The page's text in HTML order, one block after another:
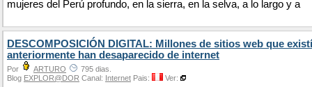
mujeres del Perú profundo, en la sierra, en la selva, a lo largo y a
DESCOMPOSICIÓN DIGITAL: Millones de sitios web que
anteriormente han desaparecido de internet
Por ARTURO
795 dias.
Blog EXPLOR@DOR Canal: Internet Pais: Ver: